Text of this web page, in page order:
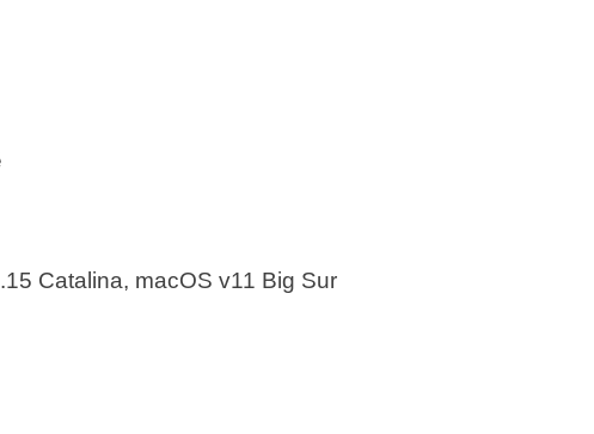
Catalina, macOS v11 Big Sur